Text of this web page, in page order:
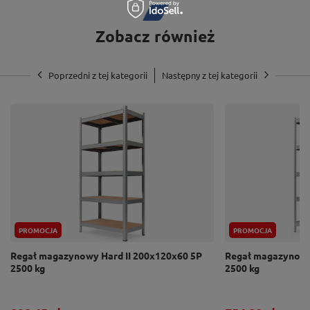
Zobacz również
Poprzedni z tej kategorii Następny z tej kategorii
PROMOCJA
Regał magazynowy Hard II 200x120x60 5P
2500 kg
PROMOCJA
Regał
2500 kg